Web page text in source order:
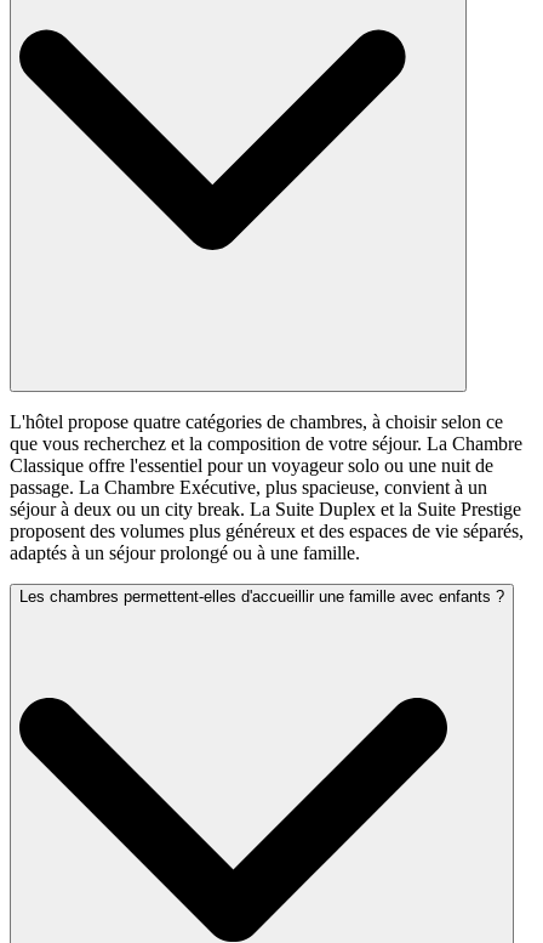
L'hôtel propose quatre catégories de chambres, à choisir selon ce
que vous recherchez et la composition de votre séjour. La Chambre
Classique offre l'essentiel pour un voyageur solo ou une nuit de
passage. La Chambre Exécutive, plus spacieuse, convient à un
séjour à deux ou un city break. La Suite Duplex et la Suite Prestige
proposent des volumes plus généreux et des espaces de vie séparés,
adaptés à un séjour prolongé ou à une famille.
Les chambres permettent-elles d'accueillir une famille avec enfants ?